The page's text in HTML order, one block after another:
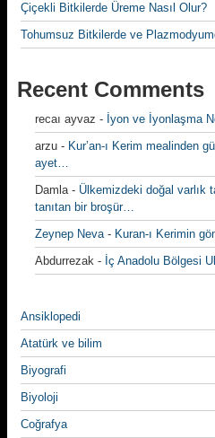
Çiçekli Bitkilerde Üreme Nasıl Olur?
Tohumsuz Bitkilerde ve
Recent Comments
recaı ayvaz - İyon ve İyonlaşma
arzu - Kur’an-ı Kerim mealinden
ayet…
Damla- Ülkemizdeki doğal varlık
tanıtan bir broşür…
Zeynep Neva- Kuran-ı Kerimin
Abdurrezak - İç Anadolu Bölgesi
Ansiklopedi
Atatürk ve bilim
Biyografi
Biyoloji
Coğrafya